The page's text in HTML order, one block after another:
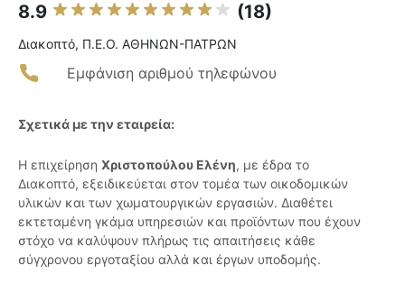
8.9 (18)
Διακοπτό, Π.Ε.Ο. ΑΘΗΝΩΝ-ΠΑΤΡΩΝ
Εμφάνιση αριθμού τηλεφώνου
Σχετικά με την εταιρεία:
Η επιχείρηση Χριστοπούλου Ελένη, με έδρα το
Διακοπτό, εξειδικεύεται στον τομέα των οικοδομικών
υλικών και των χωματουργικών εργασιών. Διαθέτει
εκτεταμένη γκάμα υπηρεσιών και προϊόντων που έχουν
στόχο να καλύψουν πλήρως τις απαιτήσεις κάθε
σύγχρονου εργοταξίου αλλά και έργων υποδομής.